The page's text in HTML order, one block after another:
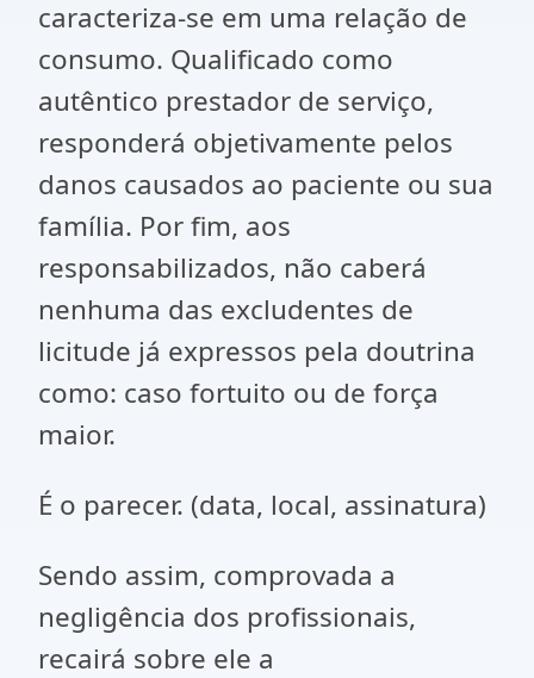
caracteriza-se em uma relação de
consumo. Qualificado como
autêntico prestador de serviço,
responderá objetivamente pelos
danos causados ao paciente ou sua
família. Por fim, aos
responsabilizados, não caberá
nenhuma das excludentes de
licitude já expressos pela doutrina
como: caso fortuito ou de força
maior.
É o parecer. (data, local, assinatura)
Sendo assim, comprovada a
negligência dos profissionais,
recairá sobre ele a